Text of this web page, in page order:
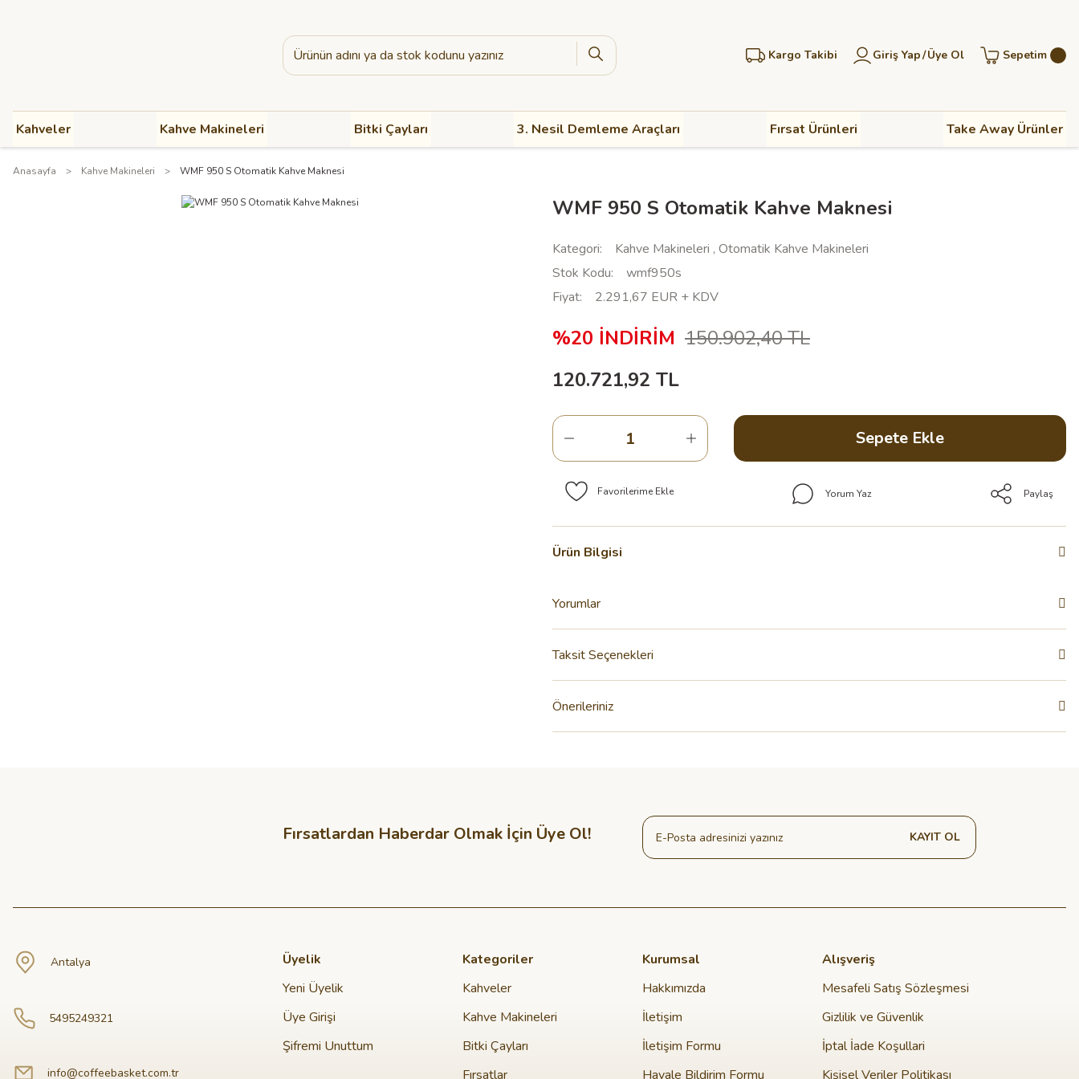
Kargo Takibi Giriş Yap/Üye Ol Sepetim
Kahveler Kahve Makineleri Bitki Çayları 3. Nesil Demleme Araçları Fırsat Ürünleri Take Away Ürünler
Anasayfa Kahve Makineleri WMF 950 S Otomatik Kahve Maknesi
WMF 950 S Otomatik Kahve Maknesi
Kategori Kahve Makineleri , Otomatik Kahve Makineleri
Stok Kodu
wmf950s
Fiyat
2.291,67 EUR + KDV
%20 İNDİRİM 150.902,40 TL
120.721,92 TL
Sepete Ekle
Yorum Yaz Paylaş
Ürün Bilgisi
Yorumlar
Taksit Seçenekleri
Önerileriniz
Fırsatlardan Haberdar Olmak İçin Üye Ol! KAYIT OL
Antalya
5495249321
info@coffeebasket.com.tr
Üyelik
Yeni Üyelik
Üye Girişi
Şifremi Unuttum
Kategoriler
Kahveler
Kahve Makineleri
Bitki Çayları
Fırsatlar
Kurumsal
Hakkımızda
İletişim
İletişim Formu
Havale Bildirim Formu
Alışveriş
Mesafeli Satış Sözleşmesi
Gizlilik ve Güvenlik
İptal İade Koşullari
Kişisel Veriler Politikası